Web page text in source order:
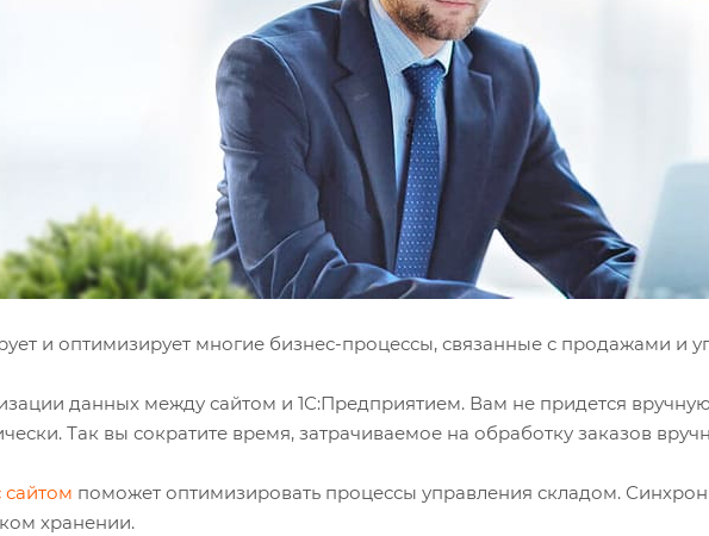
и оптимизирует многие бизнес-процессы, связанные с продажами и
данных между сайтом и 1С:Предприятием. Вам не придется
Так вы сократите время, затрачиваемое на обработку заказов
сайтом поможет оптимизировать процессы управления складом.
хранении.